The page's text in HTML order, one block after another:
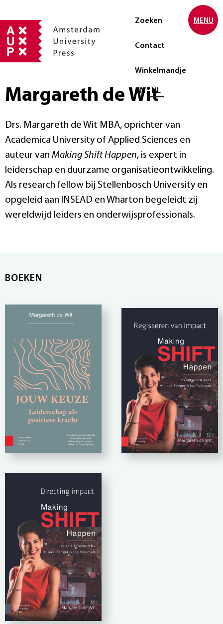
Zoeken
Contact
Winkelmandje
Selecteer taal
EN NL
MENU
Margareth de Wit
Drs. Margareth de Wit MBA, oprichter van
Academica University of Applied Sciences en
auteur van Making Shift Happen, is expert in
leiderschap en duurzame organisatieontwikkeling.
Als research fellow bij Stellenbosch University en
opgeleid aan INSEAD en Wharton begeleidt zij
wereldwijd leiders en onderwijsprofessionals.
BOEKEN